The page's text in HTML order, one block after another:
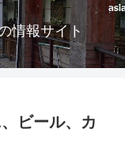
情報サイト
ビール、カ